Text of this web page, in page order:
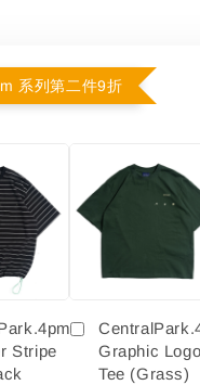
系列第二件9折
Stripe
Graphic Logo
Tee (Grass)